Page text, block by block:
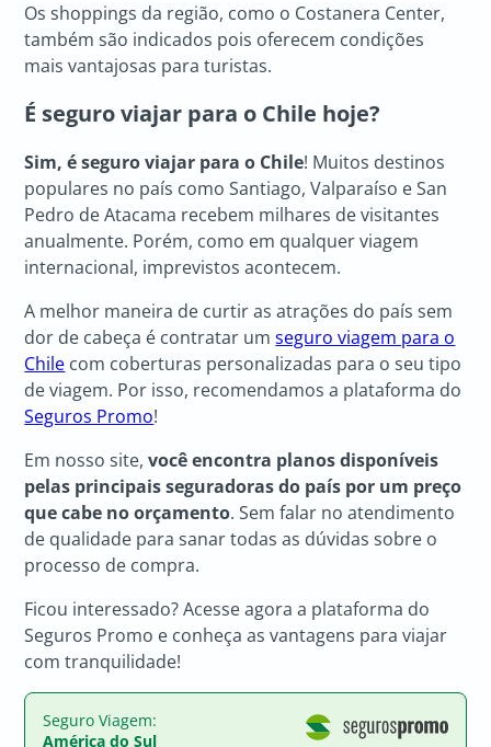
Os shoppings da região, como o Costanera Center,
também são indicados pois oferecem condições
mais vantajosas para turistas.
É seguro viajar para o Chile hoje?
Sim, é seguro viajar para o Chile! Muitos destinos
populares no país como Santiago, Valparaíso e San
Pedro de Atacama recebem milhares de visitantes
anualmente. Porém, como em qualquer viagem
internacional, imprevistos acontecem.
A melhor maneira de curtir as atrações do país sem
dor de cabeça é contratar umseguro viagem para o
Chile com coberturas personalizadas para o seu tipo
de viagem. Por isso, recomendamos a plataforma do
Seguros Promo!
Em nosso site,você encontra planos disponíveis
pelas principais seguradoras do país por um preço
que cabe no orçamento. Sem falar no atendimento
de qualidade para sanar todas as dúvidas sobre o
processo de compra.
Ficou interessado? Acesse agora a plataforma do
Seguros Promo e conheça as vantagens para viajar
com tranquilidade!
Seguro Viagem:
América do Sul